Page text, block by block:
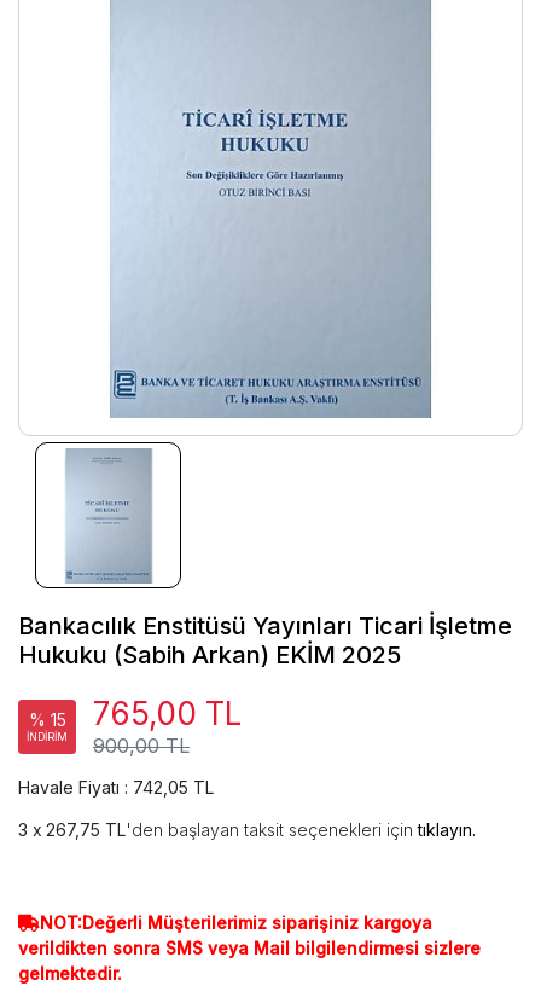
Bankacılık Enstitüsü Yayınları Ticari İşletme
Hukuku (Sabih Arkan) EKİM 2025
% 15
İNDİRİM 900,00 TL
765,00 TL
Havale Fiyatı : 742,05 TL
267,75 TL'den başlayan taksit seçenekleri içintıklayın.
NOT:Değerli Müşterilerimiz siparişiniz kargoya
verildikten sonra SMS veya Mail bilgilendirmesi sizlere
gelmektedir.